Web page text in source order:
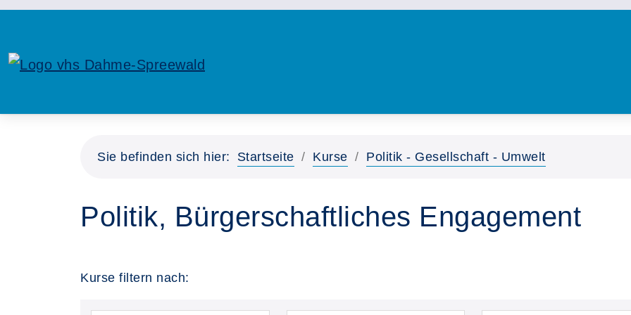
Sie befinden sich hier: Startseite Kurse Politik - Gesellschaft - Umwelt
Politik, Bürgerschaftliches Engagement
Kurse filtern nach: